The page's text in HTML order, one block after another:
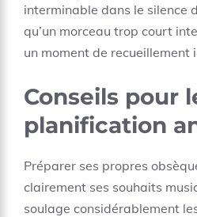
interminable dans le silence
qu’un morceau trop court
un moment de recueillement
Conseils pour
planification
Préparer ses propres
clairement ses souhaits
soulage considérablement